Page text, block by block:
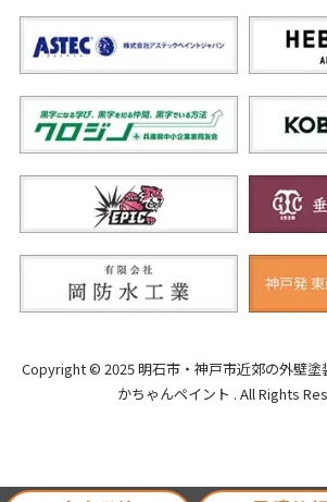
Copyright © 2025 明石市・神戸市近郊の外壁塗
かちゃんペイント . All Rights